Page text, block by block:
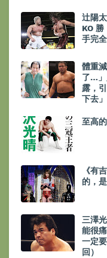
辻陽
KO
手完
體重
了…」
露，
下去」
至高
《有
的，
三澤
能很
一定
回）